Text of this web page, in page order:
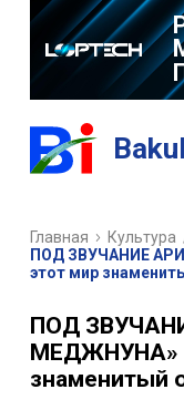
Главная Культура
ПОД ЗВУЧАНИЕ
этот мир
ПОД
МЕДЖНУНА»
знаменитый